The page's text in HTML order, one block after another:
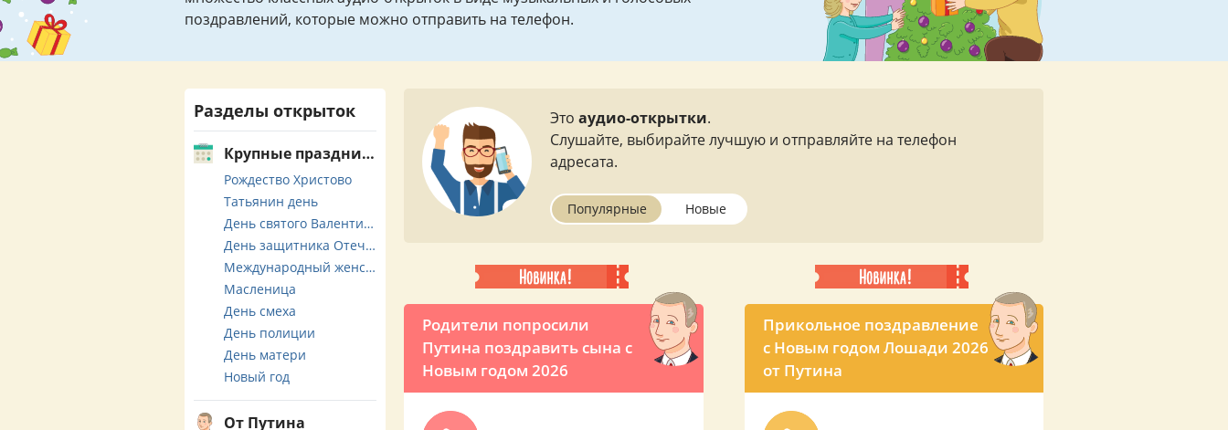
поздравлений, которые можно отправить на телефон.
Это аудио-открытки.
Слушайте, выбирайте лучшую и отправляйте на телефон
адресата.
Популярные Новые
Родители попросили
Путина поздравить сына с
Новым годом 2026
Прикольное поздравление
с Новым годом Лошади 2026
от Путина
Разделы открыток
Крупные праздники
Рождество Христово
Татьянин день
День святого Валентина
День защитника Отечества
Международный женский день
Масленица
День смеха
День полиции
День матери
Новый год
От Путина